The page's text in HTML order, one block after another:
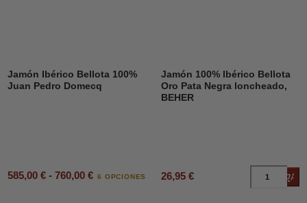
Jamón Ibérico Bellota 100%
Juan Pedro Domecq
585,00 € - 760,00 € 6 OPCIONES
Jamón 100% Ibérico Bellota
Oro Pata Negra loncheado,
BEHER
26,95 €